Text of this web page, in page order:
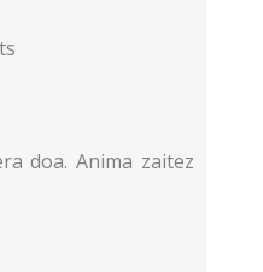
doa. Anima zaitez